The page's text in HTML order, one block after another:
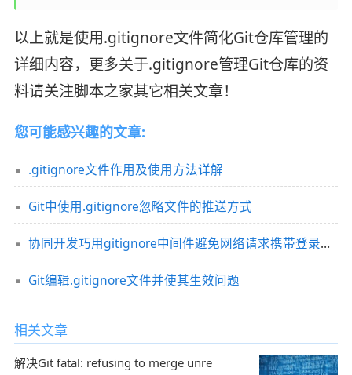
以上就是使用.gitignore文件简化Git仓库管理的
详细内容，更多关于.gitignore管理Git仓库的资
料请关注脚本之家其它相关文章！
您可能感兴趣的文章:
.gitignore文件作用及使用方法详解
Git中使用.gitignore忽略文件的推送方式
协同开发巧用gitignore中间件避免网络请求携带登录信息
Git编辑.gitignore文件并使其生效问题
相关文章
解决Git fatal: refusing to merge unre